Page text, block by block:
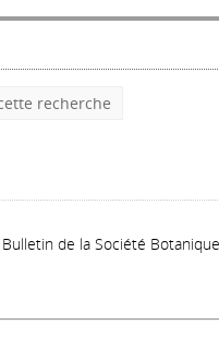
recherche
de la Société